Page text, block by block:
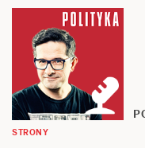
STRONY